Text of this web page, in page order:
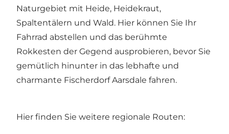
Naturgebiet mit Heide, Heidekraut,
Spaltentälern und Wald. Hier können Sie Ihr
Fahrrad abstellen und das berühmte
Rokkesten der Gegend ausprobieren, bevor Sie
gemütlich hinunter in das lebhafte und
charmante Fischerdorf Aarsdale fahren.
Hier finden Sie weitere regionale Routen: